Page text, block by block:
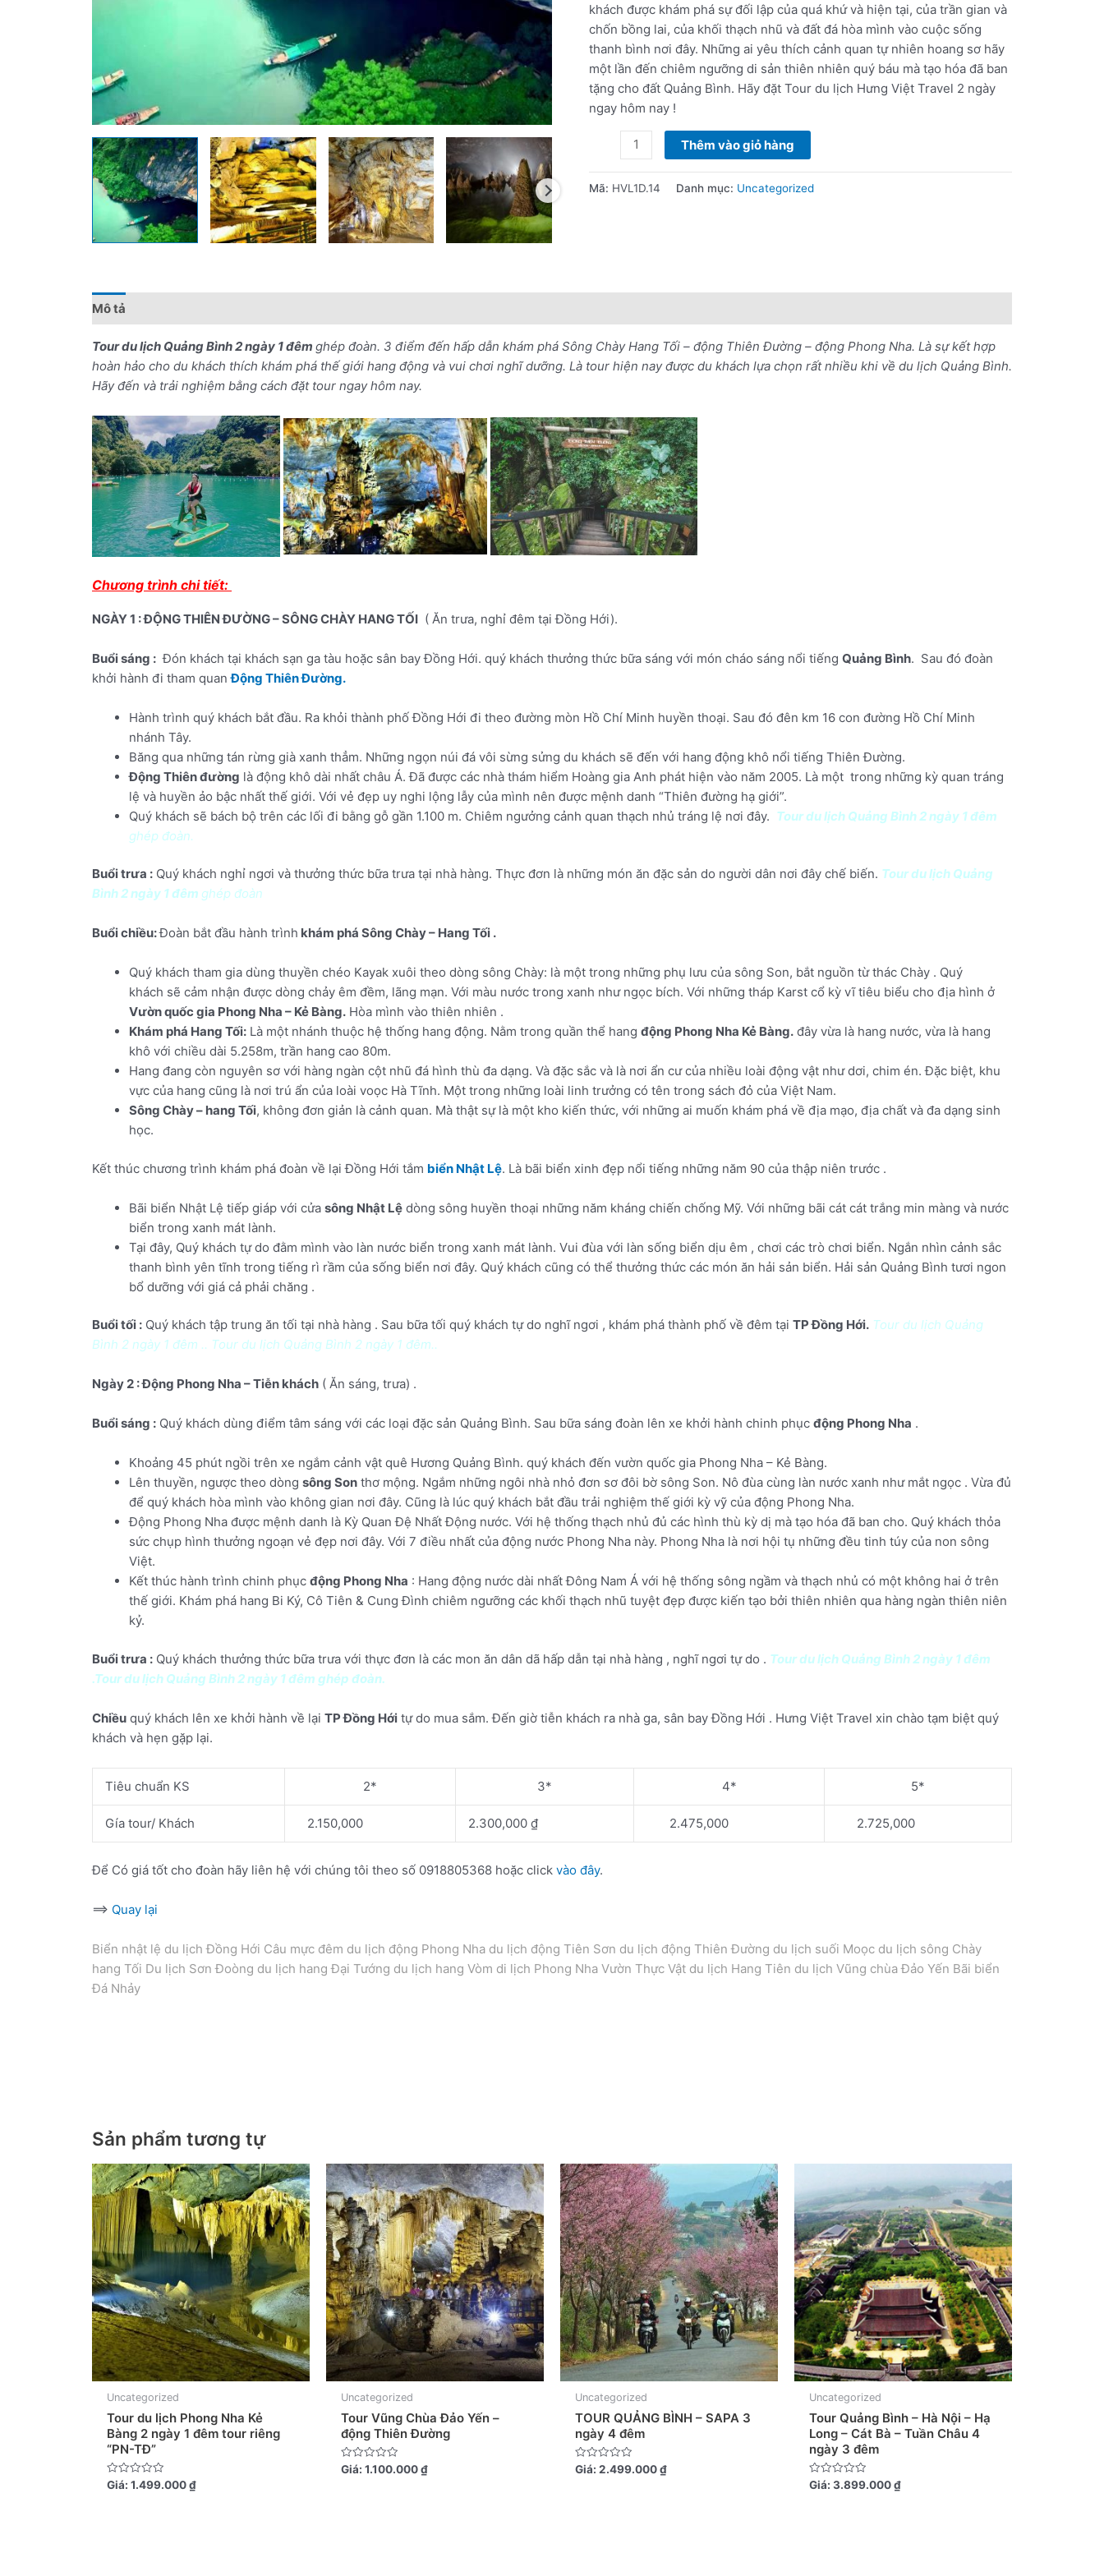
khách được khám phá sự đối lập của quá khứ và hiện tại, của trần gian và
chốn bồng lai, của khối thạch nhũ và đất đá hòa mình vào cuộc sống
thanh bình nơi đây. Những ai yêu thích cảnh quan tự nhiên hoang sơ hãy
một lần đến chiêm ngưỡng di sản thiên nhiên quý báu mà tạo hóa đã ban
tặng cho đất Quảng Bình. Hãy đặt Tour du lịch Hưng Việt Travel 2 ngày
ngay hôm nay !
"SCHT-
TĐ-
PN"
số
lượng
Thêm vào giỏ hàng
Mã: HVL1D.14 Danh mục: Uncategorized
Mô tả
Tour du lịch Quảng Bình 2 ngày 1 đêm ghép đoàn. 3 điểm đến hấp dẫn khám phá Sông Chày Hang Tối – động Thiên Đường – động Phong Nha. Là sự kết hợp
hoàn hảo cho du khách thích khám phá thế giới hang động và vui chơi nghĩ dưỡng. Là tour hiện nay được du khách lựa chọn rất nhiều khi về du lịch Quảng Bình.
Hãy đến và trải nghiệm bằng cách đặt tour ngay hôm nay.
Chương trình chi tiết:
NGÀY 1 : ĐỘNG THIÊN ĐƯỜNG – SÔNG CHÀY HANG TỐI ( Ăn trưa, nghỉ đêm tại Đồng Hới).
Buổi sáng : Đón khách tại khách sạn ga tàu hoặc sân bay Đồng Hới. quý khách thưởng thức bữa sáng với món cháo sáng nổi tiếng Quảng Bình. Sau đó đoàn
khởi hành đi tham quanĐộng Thiên Đường.
Hành trình quý khách bắt đầu. Ra khỏi thành phố Đồng Hới đi theo đường mòn Hồ Chí Minh huyền thoại. Sau đó đên km 16 con đường Hồ Chí Minh
nhánh Tây.
Băng qua những tán rừng già xanh thẳm. Những ngọn núi đá vôi sừng sửng du khách sẽ đến với hang động khô nổi tiếng Thiên Đường.
Động Thiên đường là động khô dài nhất châu Á. Đã được các nhà thám hiểm Hoàng gia Anh phát hiện vào năm 2005. Là một trong những kỳ quan tráng
lệ và huyền ảo bậc nhất thế giới. Với vẻ đẹp uy nghi lộng lẫy của mình nên được mệnh danh “Thiên đường hạ giới”.
Quý khách sẽ bách bộ trên các lối đi bằng gỗ gần 1.100 m. Chiêm ngưởng cảnh quan thạch nhủ tráng lệ nơi đây. Tour du lịch Quảng Bình 2 ngày 1 đêm
ghép đoàn.
Buổi trưa : Quý khách nghỉ ngơi và thưởng thức bữa trưa tại nhà hàng. Thực đơn là những món ăn đặc sản do người dân nơi đây chế biến. Tour du lịch Quảng
Bình 2 ngày 1 đêm ghép đoàn
Buổi chiều:Đoàn bắt đầu hành trình khám phá Sông Chày – Hang Tối .
Quý khách tham gia dùng thuyền chéo Kayak xuôi theo dòng sông Chày: là một trong những phụ lưu của sông Son, bắt nguồn từ thác Chày . Quý
khách sẽ cảm nhận được dòng chảy êm đềm, lãng mạn. Với màu nước trong xanh như ngọc bích. Với những tháp Karst cổ kỳ vĩ tiêu biểu cho địa hình ở
Vườn quốc gia Phong Nha – Kẻ Bàng. Hòa mình vào thiên nhiên .
Khám phá Hang Tối: Là một nhánh thuộc hệ thống hang động. Nằm trong quần thể hang động Phong Nha Kẻ Bàng. đây vừa là hang nước, vừa là hang
khô với chiều dài 5.258m, trần hang cao 80m.
Hang đang còn nguyên sơ với hàng ngàn cột nhũ đá hình thù đa dạng. Và đặc sắc và là nơi ẩn cư của nhiều loài động vật như dơi, chim én. Đặc biệt, khu
vực của hang cũng là nơi trú ẩn của loài voọc Hà Tĩnh. Một trong những loài linh trưởng có tên trong sách đỏ của Việt Nam.
Sông Chày – hang Tối, không đơn giản là cảnh quan. Mà thật sự là một kho kiến thức, với những ai muốn khám phá về địa mạo, địa chất và đa dạng sinh
học.
Kết thúc chương trình khám phá đoàn về lại Đồng Hới tắm biển Nhật Lệ. Là bãi biển xinh đẹp nổi tiếng những năm 90 của thập niên trước .
Bãi biển Nhật Lệ tiếp giáp với cửa sông Nhật Lệ dòng sông huyền thoại những năm kháng chiến chống Mỹ. Với những bãi cát cát trắng min màng và nước
biển trong xanh mát lành.
Tại đây, Quý khách tự do đằm mình vào làn nước biển trong xanh mát lành. Vui đùa với làn sống biển dịu êm , chơi các trò chơi biển. Ngắn nhìn cảnh sắc
thanh bình yên tĩnh trong tiếng rì rầm của sống biển nơi đây. Quý khách cũng có thể thưởng thức các món ăn hải sản biển. Hải sản Quảng Bình tươi ngon
bổ dưỡng với giá cả phải chăng .
Buổi tối : Quý khách tập trung ăn tối tại nhà hàng . Sau bữa tối quý khách tự do nghĩ ngơi , khám phá thành phố về đêm tại TP Đồng Hới. Tour du lịch Quảng
Bình 2 ngày 1 đêm .. Tour du lịch Quảng Bình 2 ngày 1 đêm..
Ngày 2 : Động Phong Nha – Tiễn khách ( Ăn sáng, trưa) .
Buổi sáng : Quý khách dùng điểm tâm sáng với các loại đặc sản Quảng Bình. Sau bữa sáng đoàn lên xe khởi hành chinh phục động Phong Nha .
Khoảng 45 phút ngồi trên xe ngắm cảnh vật quê Hương Quảng Bình. quý khách đến vườn quốc gia Phong Nha – Kẻ Bàng.
Lên thuyền, ngược theo dòng sông Son thơ mộng. Ngắm những ngôi nhà nhỏ đơn sơ đôi bờ sông Son. Nô đùa cùng làn nước xanh như mắt ngọc . Vừa đủ
để quý khách hòa mình vào không gian nơi đây. Cũng là lúc quý khách bắt đầu trải nghiệm thế giới kỳ vỹ của động Phong Nha.
Động Phong Nha được mệnh danh là Kỳ Quan Đệ Nhất Động nước. Với hệ thống thạch nhủ đủ các hình thù kỳ dị mà tạo hóa đã ban cho. Quý khách thỏa
sức chụp hình thưởng ngoạn vẻ đẹp nơi đây. Với 7 điều nhất của động nước Phong Nha này. Phong Nha là nơi hội tụ những đều tinh túy của non sông
Việt.
Kết thúc hành trình chinh phục động Phong Nha : Hang động nước dài nhất Đông Nam Á với hệ thống sông ngầm và thạch nhủ có một không hai ở trên
thế giới. Khám phá hang Bi Ký, Cô Tiên & Cung Đình chiêm ngưỡng các khối thạch nhũ tuyệt đẹp được kiến tạo bởi thiên nhiên qua hàng ngàn thiên niên
kỷ.
Buổi trưa : Quý khách thưởng thức bữa trưa với thực đơn là các mon ăn dân dã hấp dẫn tại nhà hàng , nghĩ ngơi tự do . Tour du lịch Quảng Bình 2 ngày 1 đêm
.Tour du lịch Quảng Bình 2 ngày 1 đêm ghép đoàn.
Chiều quý khách lên xe khởi hành về lại TP Đồng Hới tự do mua sắm. Đến giờ tiễn khách ra nhà ga, sân bay Đồng Hới . Hưng Việt Travel xin chào tạm biệt quý
khách và hẹn gặp lại.
Tiêu chuẩn KS 2* 3* 4* 5*
Gía tour/ Khách 2.150,000 2.300,000 ₫ 2.475,000 2.725,000
Để Có giá tốt cho đoàn hãy liên hệ với chúng tôi theo số 0918805368 hoặc click vào đây.
==> Quay lại
Biển nhật lệ du lịch Đồng Hới Câu mực đêm du lịch động Phong Nha du lịch động Tiên Sơn du lịch động Thiên Đường du lịch suối Moọc du lịch sông Chày
hang Tối Du lịch Sơn Đoòng du lịch hang Đại Tướng du lịch hang Vòm di lịch Phong Nha Vườn Thực Vật du lịch Hang Tiên du lịch Vũng chùa Đảo Yến Bãi biển
Đá Nhảy
Sản phẩm tương tự
Uncategorized
Tour du lịch Phong Nha Kẻ
Bàng 2 ngày 1 đêm tour riêng
“PN-TĐ”
Được
Giá: 1.499.000₫
Uncategorized
Tour Vũng Chùa Đảo Yến –
động Thiên Đường
Được
Giá: 1.100.000₫
Uncategorized
TOUR QUẢNG BÌNH – SAPA 3
ngày 4 đêm
Được
Giá: 2.499.000₫
Uncategorized
Tour Quảng Bình – Hà Nội – Hạ
Long – Cát Bà – Tuần Châu 4
ngày 3 đêm
Được
Giá: 3.899.000₫